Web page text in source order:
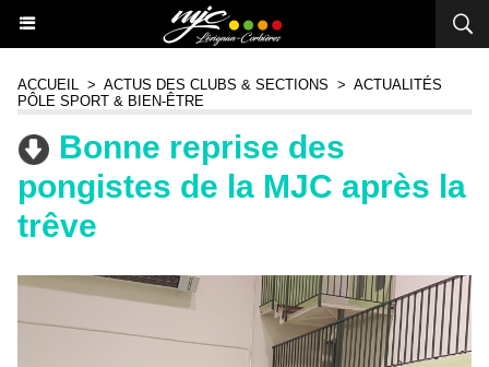
ACCUEIL > ACTUS DES CLUBS & SECTIONS > ACTUALITÉS
PÔLE SPORT & BIEN-ÊTRE
Bonne reprise des
pongistes de la MJC après la
trêve